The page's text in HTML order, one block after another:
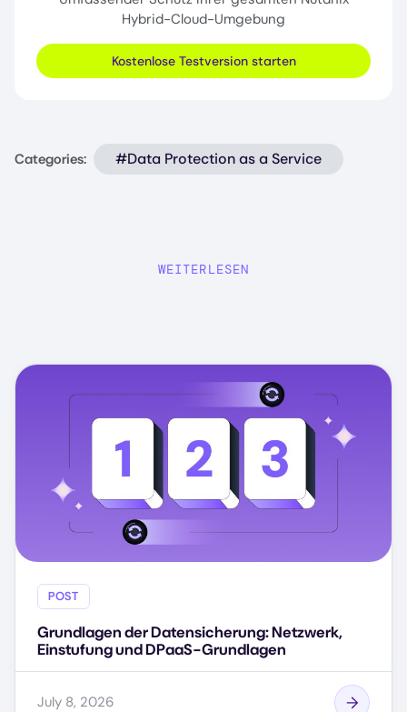
Hybrid-Cloud-Umgebung
Kostenlose Testversion starten
Categories: #Data Protection as a Service
WEITERLESEN
POST
Grundlagen der Datensicherung: Netzwerk,
Einstufung und DPaaS-Grundlagen
July 8, 2026